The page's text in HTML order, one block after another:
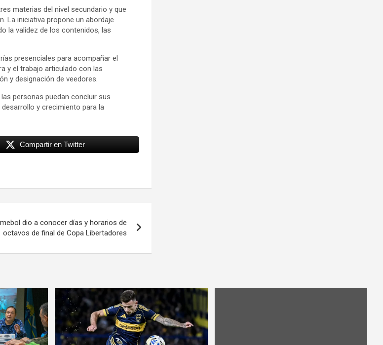
materias del nivel secundario y que
La iniciativa propone un abordaje
la validez de los contenidos, las
presenciales para acompañar el
y el trabajo articulado con las
y designación de veedores.
personas puedan concluir sus
y crecimiento para la
Compartir en Twitter
dio a conocer días y horarios de
octavos de final de Copa Libertadores